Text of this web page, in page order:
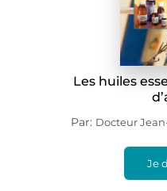
Les huiles
Par: Docteur
Je